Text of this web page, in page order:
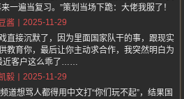
一遍当复习。”策划当场下跪：大佬我服了！
酱
2025-11-29
直接沉默了，因为里面国家队干的事，跟现实
教育你，最后让你主动求合作，我突然明白为
近客户这么乖了……
毅
2025-11-29
道想骂人都得用中文打“你们玩不起”，结果国